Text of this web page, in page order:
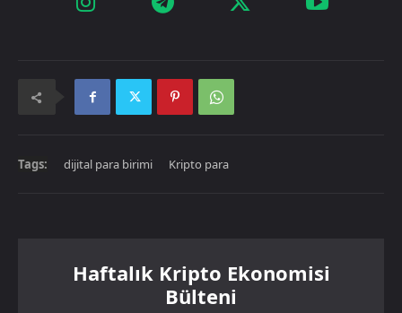
Tags: dijital para birimi Kripto para
Haftalık Kripto Ekonomisi
Bülteni